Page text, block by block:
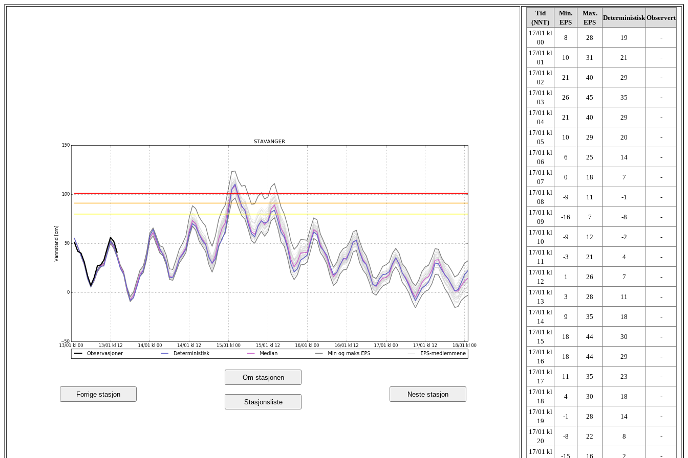
Forrige stasjon
Om stasjonen
Stasjonsliste
Neste stasjon
Tid
(NNT)
Min.
EPS
Max.
EPS
Deterministisk Observert
17/01 kl
00
8 28 19
-
17/01 kl
01
10 31 21
-
17/01 kl
02
21 40 29
-
17/01 kl
03
26 45 35
-
17/01 kl
04
21 40 29
-
17/01 kl
05
10 29 20
-
17/01 kl
06
6 25 14
-
17/01 kl
07
0 18 7
-
17/01 kl
08
-9 11 -1
-
17/01 kl
09
-16 7 -8
-
17/01 kl
10
-9 12 -2
-
17/01 kl
11
-3 21 4
-
17/01 kl
12
1 26 7
-
17/01 kl
13
3 28 11
-
17/01 kl
14
9 35 18
-
17/01 kl
15
18 44 30
-
17/01 kl
16
18 44 29
-
17/01 kl
17
11 35 23
-
17/01 kl
18
4 30 18
-
17/01 kl
19
-1 28 14
-
17/01 kl
20
-8 22 8
-
17/01 kl
-15 16 2 -